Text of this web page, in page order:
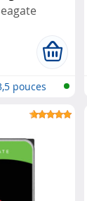
pouces